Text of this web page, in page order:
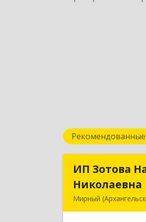
ИП Зотова
Николаевна
Мирный
ИП